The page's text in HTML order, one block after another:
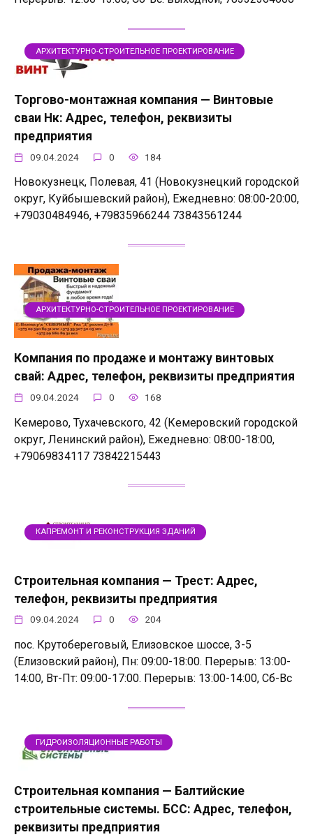
АРХИТЕКТУРНО-СТРОИТЕЛЬНОЕ ПРОЕКТИРОВАНИЕ
Торгово-монтажная компания — Винтовые
сваи Нк: Адрес, телефон, реквизиты
предприятия
09.04.2024 0 184
Новокузнецк, Полевая, 41 (Новокузнецкий городской
округ, Куйбышевский район), Ежедневно: 08:00-20:00,
+79030484946, +79835966244 73843561244
АРХИТЕКТУРНО-СТРОИТЕЛЬНОЕ ПРОЕКТИРОВАНИЕ
Компания по продаже и монтажу винтовых
свай: Адрес, телефон, реквизиты предприятия
09.04.2024 0 168
Кемерово, Тухачевского, 42 (Кемеровский городской
округ, Ленинский район), Ежедневно: 08:00-18:00,
+79069834117 73842215443
КАПРЕМОНТ И РЕКОНСТРУКЦИЯ ЗДАНИЙ
Строительная компания — Трест: Адрес,
телефон, реквизиты предприятия
09.04.2024 0 204
пос. Крутобереговый, Елизовское шоссе, 3-5
(Елизовский район), Пн: 09:00-18:00. Перерыв: 13:00-
14:00, Вт-Пт: 09:00-17:00. Перерыв: 13:00-14:00, Сб-Вс
ГИДРОИЗОЛЯЦИОННЫЕ РАБОТЫ
Строительная компания — Балтийские
строительные системы. БСС: Адрес, телефон,
реквизиты предприятия